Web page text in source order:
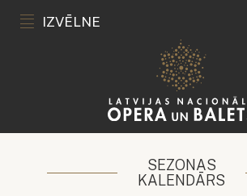
IZVĒLNE
SEZONAS
KALENDĀRS